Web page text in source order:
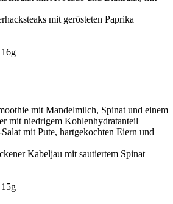
mit gerösteten Paprika
16g
mit Mandelmilch, Spinat und einem
mit niedrigem Kohlenhydratanteil
mit Pute, hartgekochten Eiern und
Kabeljau mit sautiertem Spinat
15g